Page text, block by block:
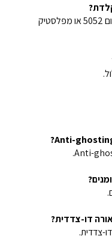
המארז העליון עשוי מסגסוגת אלומיניום 5052 או מפלסטיק
דו-צדדית?
צדדית.